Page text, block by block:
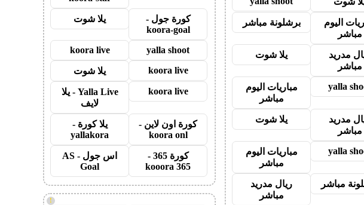
اليوم
مباشر
برشلونة مباشر
مدريد
مباشر
يلا شوت
yalla
مباريات اليوم
مباشر
مدريد
مباشر
يلا شوت
yalla
مباريات اليوم
مباشر
مباشر
ريال مدريد
مباشر
كورة جول -
koora-goal
يلا شوت
yalla shoot
koora live
koora live
يلا شوت
koora live
Yalla Live - يلا
لايف
كورة اون لاين -
koora onl
يلا كورة -
yallakora
كورة 365 -
kooora 365
اس جول - AS
Goal
!